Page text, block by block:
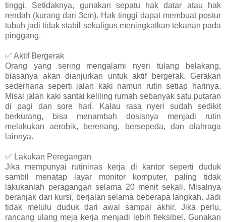
tinggi. Setidaknya, gunakan sepatu hak datar atau hak
rendah (kurang dari 3cm). Hak tinggi dapat membuat postur
tubuh jadi tidak stabil sekaligus meningkatkan tekanan pada
pinggang.
✅ Aktif Bergerak
Orang yang sering mengalami nyeri tulang belakang,
biasanya akan dianjurkan untuk aktif bergerak. Gerakan
sederhana seperti jalan kaki namun rutin setiap harinya.
Misal jalan kaki santai keliling rumah sebanyak satu putaran
di pagi dan sore hari. Kalau rasa nyeri sudah sedikit
berkurang, bisa menambah dosisnya menjadi rutin
melakukan aerobik, berenang, bersepeda, dan olahraga
lainnya.
✅ Lakukan Peregangan
Jika mempunyai rutininas kerja di kantor seperti duduk
sambil menatap layar monitor komputer, paling tidak
lakukanlah peragangan selama 20 menit sekali. Misalnya
beranjak dari kursi, berjalan selama beberapa langkah. Jadi
tidak melulu duduk dari awal sampai akhir. Jika perlu,
rancang ulang meja kerja menjadi lebih fleksibel. Gunakan